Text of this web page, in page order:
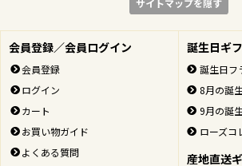
サイトマップを隠す
会員登録／会員ログイン
会員登録
ログイン
カート
お買い物ガイド
よくある質問
誕生日ギ
誕生日フ
8月の誕
9月の誕
ローズコ
産地直送